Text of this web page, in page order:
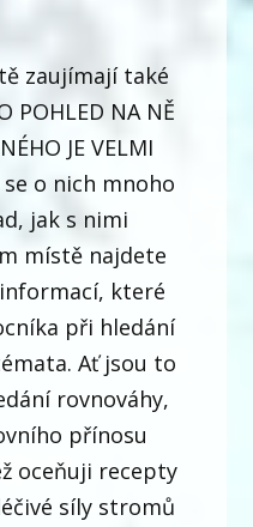
zaujímají také
POHLED NA NĚ
JE VELMI
se o nich mnoho
jak s nimi
místě najdete
které
při hledání
Ať jsou to
rovnováhy,
přínosu
oceňuji recepty
síly stromů